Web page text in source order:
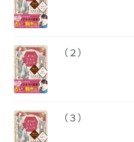
（２）
（３）